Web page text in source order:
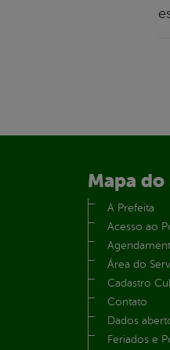
Mapa do
A Prefeita
Acesso ao
Área do
Cadastro
Contato
Dados
Feriados e